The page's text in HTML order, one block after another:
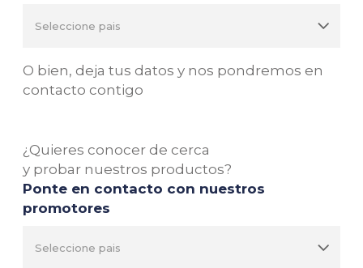
O bien, deja tus datos y nos pondremos en
contacto contigo
¿Quieres conocer de cerca
y probar nuestros productos?
Ponte en contacto con nuestros
promotores